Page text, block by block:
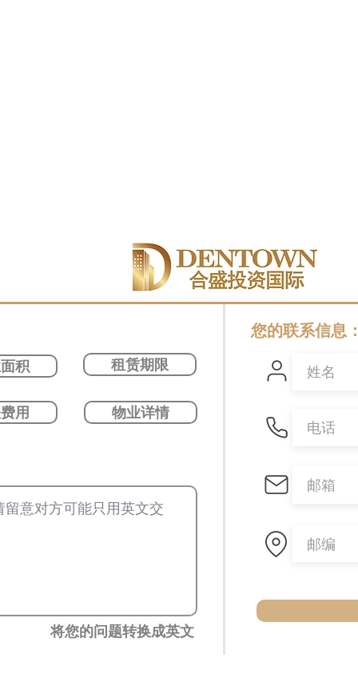
您的联系信息
积 租赁期限
用 物业详情
将您的问题转换成英文